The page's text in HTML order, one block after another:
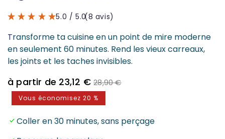
5.0 / 5.0(8 avis)
Transforme ta cuisine en un point de mire moderne
en seulement 60 minutes. Rend les vieux carreaux,
les joints et les taches invisibles.
Prix
de
vente
à partir de 23,12 € Prix
normal
28,90 €
Vous économisez 20 %
Coller en 30 minutes, sans perçage